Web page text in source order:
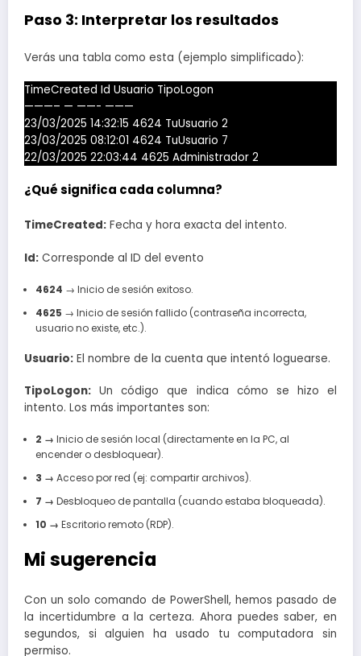
Paso 3: Interpretar los resultados
Verás una tabla como esta (ejemplo simplificado):
TimeCreated Id Usuario TipoLogon
———– — ——- ———
23/03/2025 14:32:15 4624 TuUsuario 2
23/03/2025 08:12:01 4624 TuUsuario 7
22/03/2025 22:03:44 4625 Administrador 2
¿Qué significa cada columna?
TimeCreated: Fecha y hora exacta del intento.
Id: Corresponde al ID del evento
4624 → Inicio de sesión exitoso.
4625 → Inicio de sesión fallido (contraseña incorrecta,
usuario no existe, etc.).
Usuario: El nombre de la cuenta que intentó loguearse.
TipoLogon: Un código que indica cómo se hizo el
intento. Los más importantes son:
2 → Inicio de sesión local (directamente en la PC, al
encender o desbloquear).
3 → Acceso por red (ej: compartir archivos).
7 → Desbloqueo de pantalla (cuando estaba bloqueada).
10 → Escritorio remoto (RDP).
Mi sugerencia
Con un solo comando de PowerShell, hemos pasado de
la incertidumbre a la certeza. Ahora puedes saber, en
segundos, si alguien ha usado tu computadora sin
permiso.